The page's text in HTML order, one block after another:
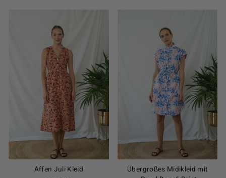
Affen Juli Kleid
Übergroßes Midikleid mit